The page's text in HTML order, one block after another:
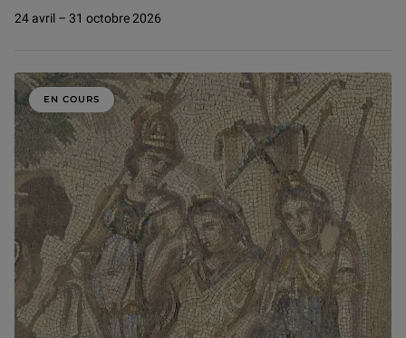
24 avril – 31 octobre 2026
EN COURS